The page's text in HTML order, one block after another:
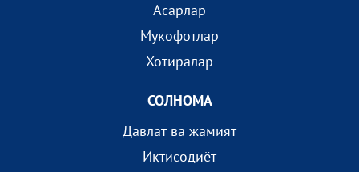
Асарлар
Мукофотлар
Хотиралар
СОЛНОМА
Давлат ва жамият
Иқтисодиёт